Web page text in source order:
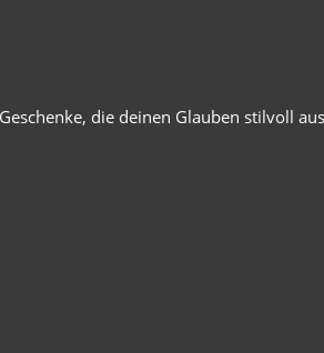
die deinen Glauben stilvoll